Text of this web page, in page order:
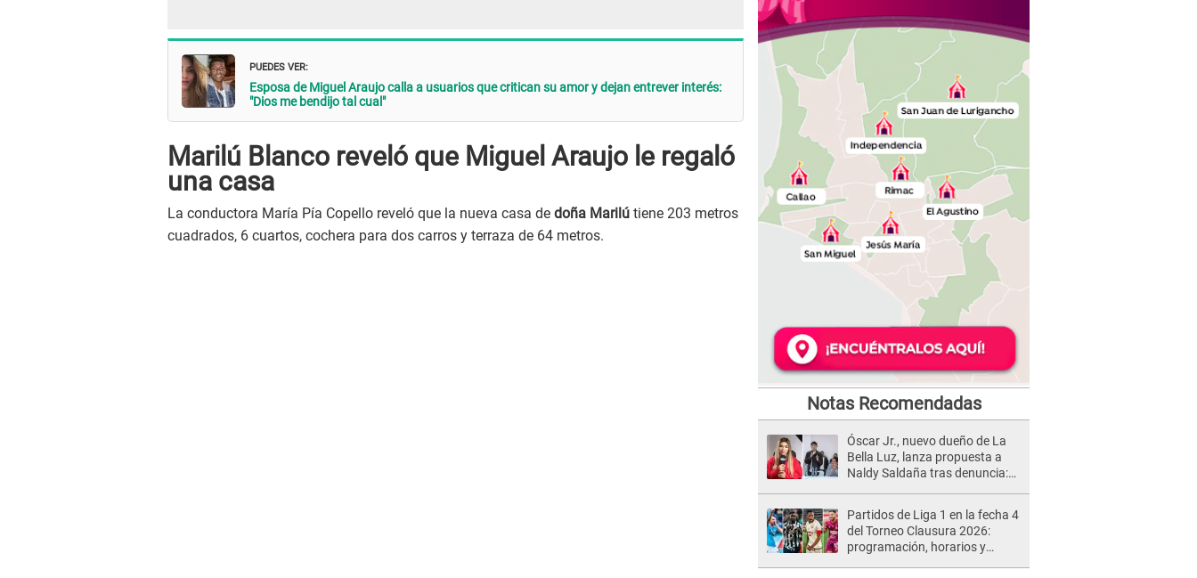
PUEDES VER:
Esposa de Miguel Araujo calla a usuarios que critican su amor y dejan entrever interés:
"Dios me bendijo tal cual"
Marilú Blanco reveló que Miguel Araujo le regaló
una casa
La conductora María Pía Copello reveló que la nueva casa de doña Marilú tiene 203 metros
cuadrados, 6 cuartos, cochera para dos carros y terraza de 64 metros.
Notas Recomendadas
Óscar Jr., nuevo dueño de La
Bella Luz, lanza propuesta a
Naldy Saldaña tras denuncia:
Partidos de Liga 1 en la fecha 4
del Torneo Clausura 2026:
programación, horarios y